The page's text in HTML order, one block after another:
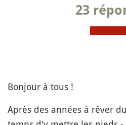
23
Bonjour à tous !
Après des années à rêver